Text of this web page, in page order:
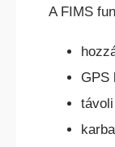
A FIMS
GPS